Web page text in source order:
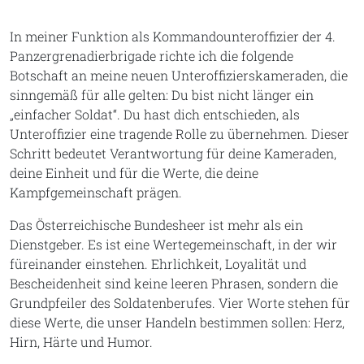
In meiner Funktion als Kommandounteroffizier der 4.
Panzergrenadierbrigade richte ich die folgende
Botschaft an meine neuen Unteroffizierskameraden, die
sinngemäß für alle gelten: Du bist nicht länger ein
„einfacher Soldat“. Du hast dich entschieden, als
Unteroffizier eine tragende Rolle zu übernehmen. Dieser
Schritt bedeutet Verantwortung für deine Kameraden,
deine Einheit und für die Werte, die deine
Kampfgemeinschaft prägen.
Das Österreichische Bundesheer ist mehr als ein
Dienstgeber. Es ist eine Wertegemeinschaft, in der wir
füreinander einstehen. Ehrlichkeit, Loyalität und
Bescheidenheit sind keine leeren Phrasen, sondern die
Grundpfeiler des Soldatenberufes. Vier Worte stehen für
diese Werte, die unser Handeln bestimmen sollen: Herz,
Hirn, Härte und Humor.